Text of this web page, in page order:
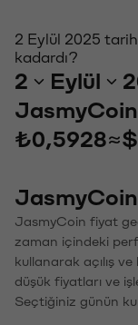
2 Eylül 2025
kadardı?
2 Eylül
JasmyCoin
₺0,5928≈
JasmyCoin fiyat
zaman içindeki
kullanarak açılış
düşük fiyatları ve
Seçtiğiniz günün